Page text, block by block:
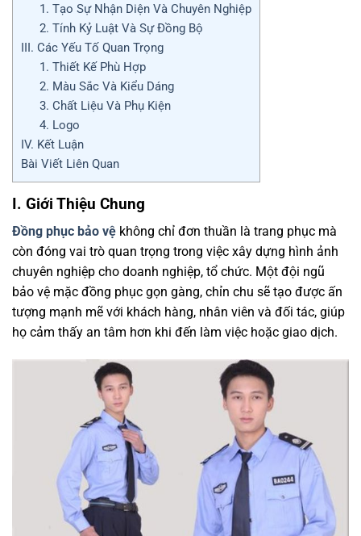
1. Tạo Sự Nhận Diện Và Chuyên Nghiệp
2. Tính Kỷ Luật Và Sự Đồng Bộ
III. Các Yếu Tố Quan Trọng
1. Thiết Kế Phù Hợp
2. Màu Sắc Và Kiểu Dáng
3. Chất Liệu Và Phụ Kiện
4. Logo
IV. Kết Luận
Bài Viết Liên Quan
I. Giới Thiệu Chung
Đồng phục bảo vệ không chỉ đơn thuần là trang phục mà
còn đóng vai trò quan trọng trong việc xây dựng hình ảnh
chuyên nghiệp cho doanh nghiệp, tổ chức. Một đội ngũ
bảo vệ mặc đồng phục gọn gàng, chỉn chu sẽ tạo được ấn
tượng mạnh mẽ với khách hàng, nhân viên và đối tác, giúp
họ cảm thấy an tâm hơn khi đến làm việc hoặc giao dịch.